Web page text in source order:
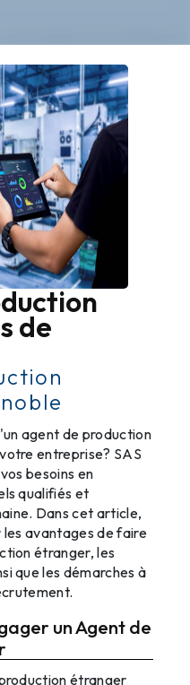
de
agent de production
entreprise? SAS
besoins en
qualifiés et
Dans cet article,
les avantages de faire
étranger, les
que les démarches à
un Agent de
étranger